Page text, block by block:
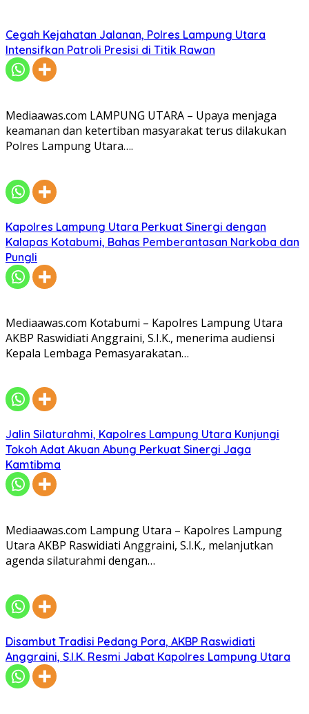
Cegah Kejahatan Jalanan, Polres Lampung Utara
Intensifkan Patroli Presisi di Titik Rawan
Mediaawas.com LAMPUNG UTARA – Upaya menjaga
keamanan dan ketertiban masyarakat terus dilakukan
Polres Lampung Utara….
Kapolres Lampung Utara Perkuat Sinergi dengan
Kalapas Kotabumi, Bahas Pemberantasan Narkoba dan
Pungli
Mediaawas.com Kotabumi – Kapolres Lampung Utara
AKBP Raswidiati Anggraini, S.I.K., menerima audiensi
Kepala Lembaga Pemasyarakatan…
Jalin Silaturahmi, Kapolres Lampung Utara Kunjungi
Tokoh Adat Akuan Abung Perkuat Sinergi Jaga
Kamtibma
Mediaawas.com Lampung Utara – Kapolres Lampung
Utara AKBP Raswidiati Anggraini, S.I.K., melanjutkan
agenda silaturahmi dengan…
Disambut Tradisi Pedang Pora, AKBP Raswidiati
Anggraini, S.I.K. Resmi Jabat Kapolres Lampung Utara